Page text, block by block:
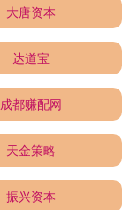
大唐资本
达道宝
成都赚配网
天金策略
振兴资本